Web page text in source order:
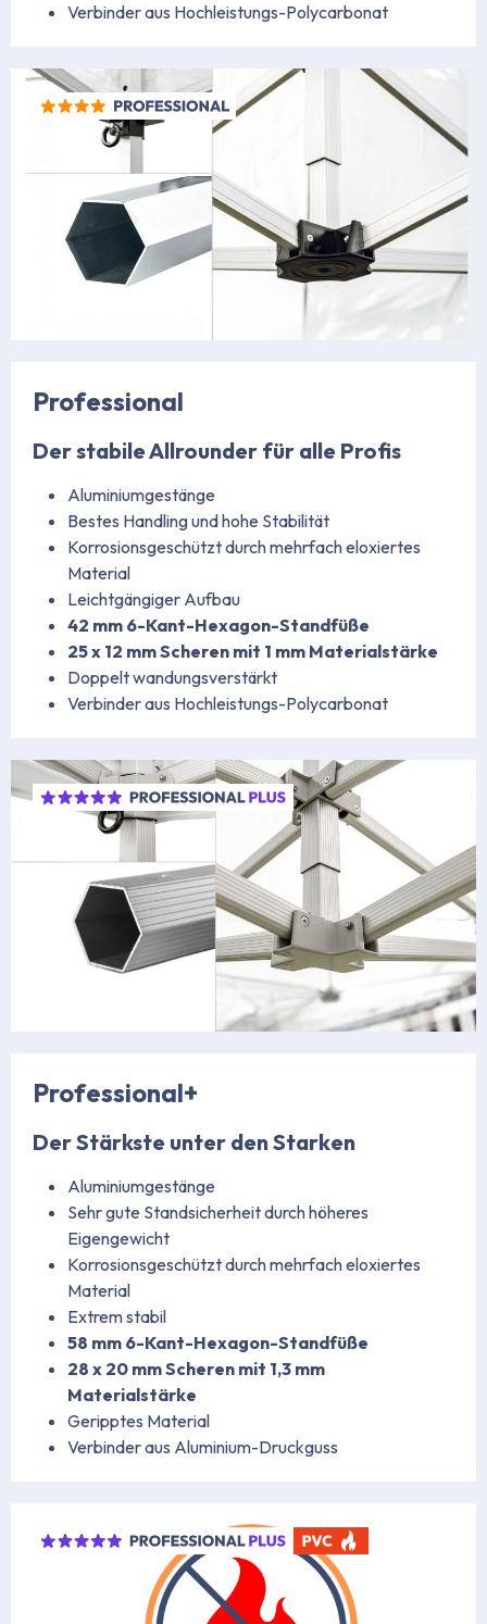
Verbinder aus Hochleistungs-Polycarbonat
Professional
Der stabile Allrounder für alle Profis
Aluminiumgestänge
Bestes Handling und hohe Stabilität
Korrosionsgeschützt durch mehrfach eloxiertes
Material
Leichtgängiger Aufbau
42 mm 6-Kant-Hexagon-Standfüße
25 x 12 mm Scheren mit 1 mm Materialstärke
Doppelt wandungsverstärkt
Verbinder aus Hochleistungs-Polycarbonat
Professional+
Der Stärkste unter den Starken
Aluminiumgestänge
Sehr gute Standsicherheit durch höheres
Eigengewicht
Korrosionsgeschützt durch mehrfach eloxiertes
Material
Extrem stabil
58 mm 6-Kant-Hexagon-Standfüße
28 x 20 mm Scheren mit 1,3 mm
Materialstärke
Geripptes Material
Verbinder aus Aluminium-Druckguss